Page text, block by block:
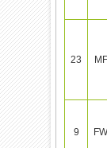
23 MF
9